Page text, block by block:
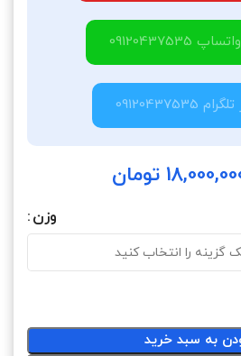
تومان
وزن
به سبد خرید